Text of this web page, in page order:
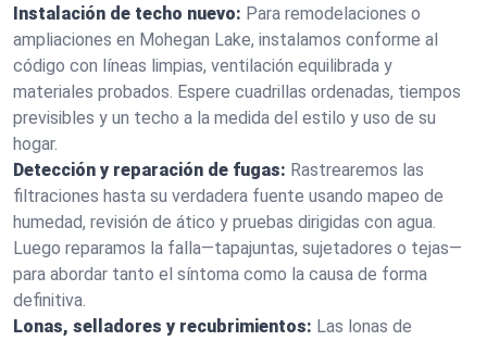
Instalación de techo nuevo: Para remodelaciones o
ampliaciones en Mohegan Lake, instalamos conforme al
código con líneas limpias, ventilación equilibrada y
materiales probados. Espere cuadrillas ordenadas, tiempos
previsibles y un techo a la medida del estilo y uso de su
hogar.
Detección y reparación de fugas: Rastrearemos las
filtraciones hasta su verdadera fuente usando mapeo de
humedad, revisión de ático y pruebas dirigidas con agua.
Luego reparamos la falla—tapajuntas, sujetadores o tejas—
para abordar tanto el síntoma como la causa de forma
definitiva.
Lonas, selladores y recubrimientos: Las lonas de